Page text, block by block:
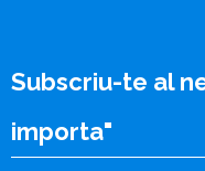
Subscriu-te al
importa"